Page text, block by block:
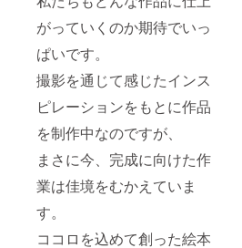
がっていくのか期待でいっ
ぱいです。
撮影を通じて感じたインス
ピレーションをもとに作品
を制作中なのですが、
まさに今、完成に向けた作
業は佳境をむかえていま
す。
ココロを込めて創った絵本